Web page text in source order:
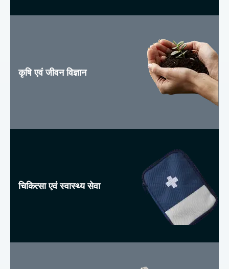
कृषि एवं जीवन विज्ञान
चिकित्सा एवं स्वास्थ्य सेवा